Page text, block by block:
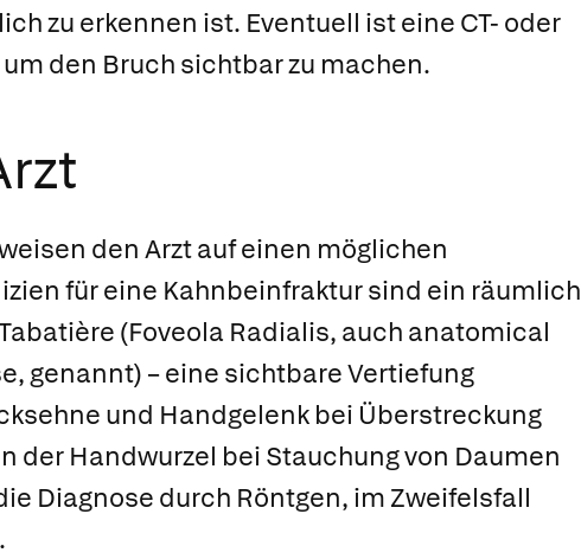
zu erkennen ist. Eventuell ist eine CT- oder
den Bruch sichtbar zu machen.
den Arzt auf einen möglichen
für eine Kahnbeinfraktur sind ein räumlich
(Foveola Radialis, auch anatomical
genannt) – eine sichtbare Vertiefung
und Handgelenk bei Überstreckung
der Handwurzel bei Stauchung von Daumen
Diagnose durch Röntgen, im Zweifelsfall